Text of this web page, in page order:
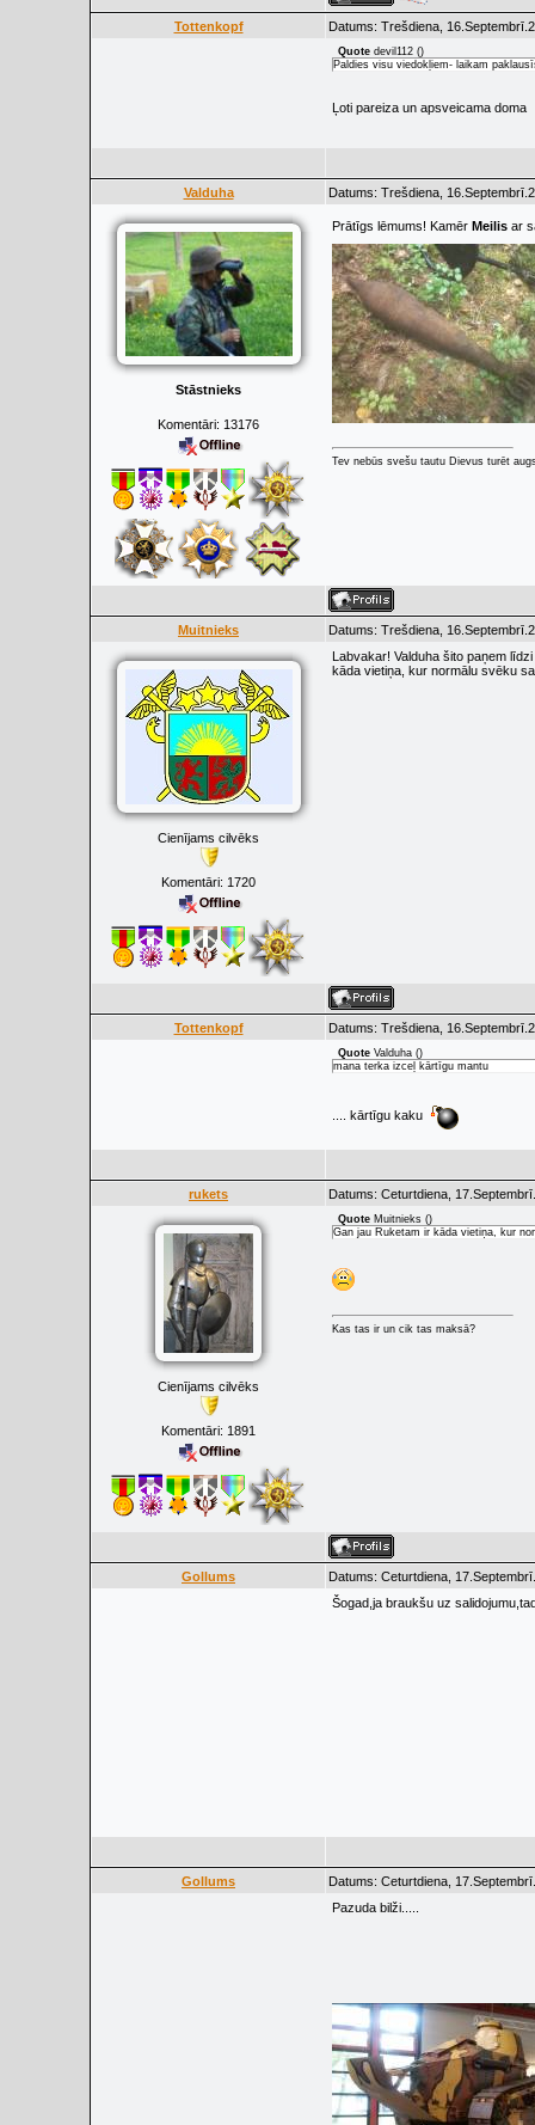
Tottenkopf Datums: Trešdiena,
Quote devil112 ()
Paldies visu viedokļiem- laikam
Ļoti pareiza un apsveicama doma
Valduha Datums: Trešdiena,
Stāstnieks
Komentāri: 13176
Prātīgs lēmums! Kamēr Meilis ar
Tev nebūs svešu tautu Dievus turēt
Muitnieks Datums: Trešdiena,
Cienījams cilvēks
Komentāri: 1720
Labvakar! Valduha šito paņem
kāda vietiņa, kur normālu svēku
Tottenkopf Datums: Trešdiena,
Quote Valduha ()
mana terka izceļ kārtīgu mantu
.... kārtīgu kaku
rukets Datums: Ceturtdiena,
Cienījams cilvēks
Komentāri: 1891
Quote Muitnieks ()
Gan jau Ruketam ir kāda vietiņa, kur
Kas tas ir un cik tas maksā?
Gollums
Datums: Ceturtdiena,
Šogad,ja braukšu uz
Gollums
Datums: Ceturtdiena,
Pazuda bilži.....